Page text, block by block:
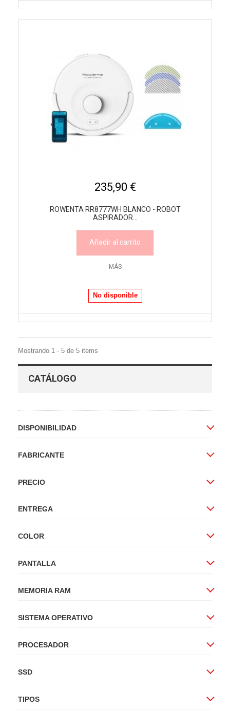
235,90 €
ROWENTA RR8777WH BLANCO - ROBOT
ASPIRADOR...
Añadir al carrito
MÁS
No disponible
Mostrando 1 - 5 de 5 items
CATÁLOGO
DISPONIBILIDAD
FABRICANTE
PRECIO
ENTREGA
COLOR
PANTALLA
MEMORIA RAM
SISTEMA OPERATIVO
PROCESADOR
SSD
TIPOS